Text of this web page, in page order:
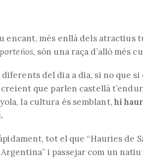
encant, més enllà dels atractius
porteños, són una raça d’allò més
diferents del dia a dia, si no que
que parlen castellà
la cultura és semblant, hi
tot el que “Hauries de
i passejar com un